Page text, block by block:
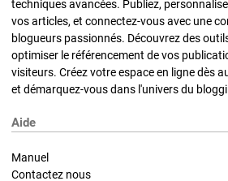
techniques avancées. Publiez,
vos articles, et connectez-vous avec une
blogueurs passionnés. Découvrez des
optimiser le référencement de vos
visiteurs. Créez votre espace en ligne dès
et démarquez-vous dans l'univers du
Aide
Manuel
Contactez nous